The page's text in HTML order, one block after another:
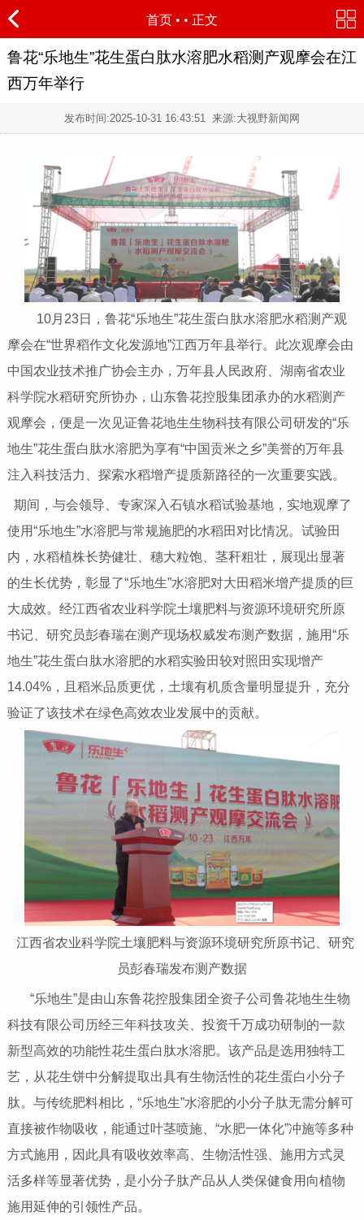
首页 • • 正文
鲁花“乐地生”花生蛋白肽水溶肥水稻测产观摩会在江
西万年举行
发布时间:2025-10-31 16:43:51 来源:大视野新闻网
10月23日，鲁花“乐地生”花生蛋白肽水溶肥水稻测产观
摩会在“世界稻作文化发源地”江西万年县举行。此次观摩会由
中国农业技术推广协会主办，万年县人民政府、湖南省农业
科学院水稻研究所协办，山东鲁花控股集团承办的水稻测产
观摩会，便是一次见证鲁花地生生物科技有限公司研发的“乐
地生”花生蛋白肽水溶肥为享有“中国贡米之乡”美誉的万年县
注入科技活力、探索水稻增产提质新路径的一次重要实践。
期间，与会领导、专家深入石镇水稻试验基地，实地观摩了
使用“乐地生”水溶肥与常规施肥的水稻田对比情况。试验田
内，水稻植株长势健壮、穗大粒饱、茎秆粗壮，展现出显著
的生长优势，彰显了“乐地生”水溶肥对大田稻米增产提质的巨
大成效。经江西省农业科学院土壤肥料与资源环境研究所原
书记、研究员彭春瑞在测产现场权威发布测产数据，施用“乐
地生”花生蛋白肽水溶肥的水稻实验田较对照田实现增产
14.04%，且稻米品质更优，土壤有机质含量明显提升，充分
验证了该技术在绿色高效农业发展中的贡献。
江西省农业科学院土壤肥料与资源环境研究所原书记、研究
员彭春瑞发布测产数据
“乐地生”是由山东鲁花控股集团全资子公司鲁花地生生物
科技有限公司历经三年科技攻关、投资千万成功研制的一款
新型高效的功能性花生蛋白肽水溶肥。该产品是选用独特工
艺，从花生饼中分解提取出具有生物活性的花生蛋白小分子
肽。与传统肥料相比，“乐地生”水溶肥的小分子肽无需分解可
直接被作物吸收，能通过叶茎喷施、“水肥一体化”冲施等多种
方式施用，因此具有吸收效率高、生物活性强、施用方式灵
活多样等显著优势，是小分子肽产品从人类保健食用向植物
施用延伸的引领性产品。